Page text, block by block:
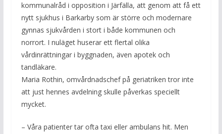
kommunalråd i opposition i Järfälla, att genom att få ett
nytt sjukhus i Barkarby som är större och modernare
gynnas sjukvården i stort i både kommunen och
norrort. I nuläget huserar ett flertal olika
vårdinrättningar i byggnaden, även apotek och
tandläkare.
Maria Rothin, omvårdnadschef på geriatriken tror inte
att just hennes avdelning skulle påverkas speciellt
mycket.
– Våra patienter tar ofta taxi eller ambulans hit. Men